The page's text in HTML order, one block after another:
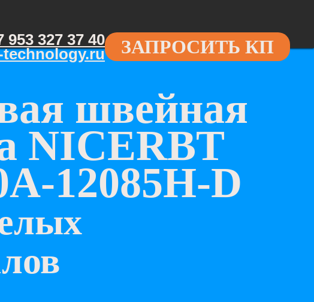
953 327 37 40
ЗАПРОСИТЬ КП
швейная
NICERBT
12085Н-D